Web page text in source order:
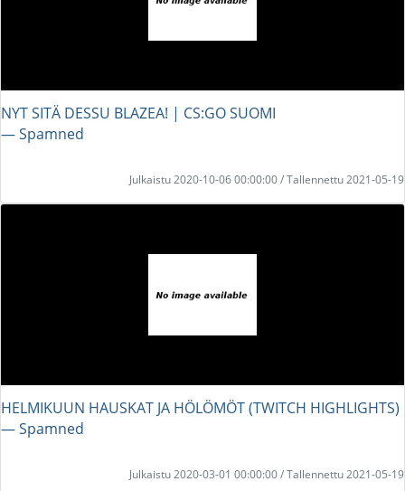
NYT SITÄ DESSU BLAZEA! | CS:GO SUOMI
― Spamned
Julkaistu 2020-10-06 00:00:00 / Tallennettu 2021-05-19
HELMIKUUN HAUSKAT JA HÖLÖMÖT (TWITCH HIGHLIGHTS)
― Spamned
Julkaistu 2020-03-01 00:00:00 / Tallennettu 2021-05-19